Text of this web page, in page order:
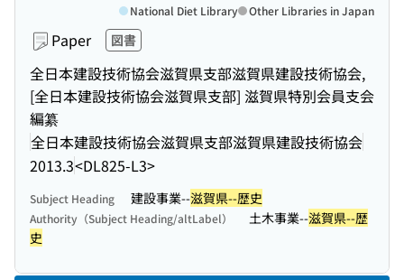
Paper 図書
全日本建設技術協会滋賀県支部滋賀県建設技術協会,
[全日本建設技術協会滋賀県支部] 滋賀県特別会員支会
編纂
全日本建設技術協会滋賀県支部滋賀県建設技術協会
2013.3<DL825-L3>
National Diet Library Other Libraries in Japan
Subject Heading 建設事業--滋賀県--歴史
Authority（Subject Heading/altLabel） 土木事業--滋賀県--歴
史